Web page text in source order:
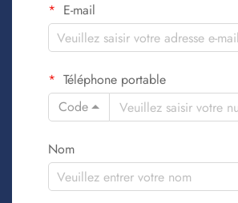
E-mail
Téléphone portable
Code
Nom